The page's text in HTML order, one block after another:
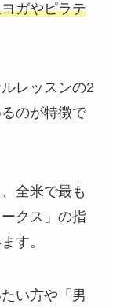
ガやピラテ
レッスンの2
のが特徴で
全米で最も
クス」の指
す。
い方や「男